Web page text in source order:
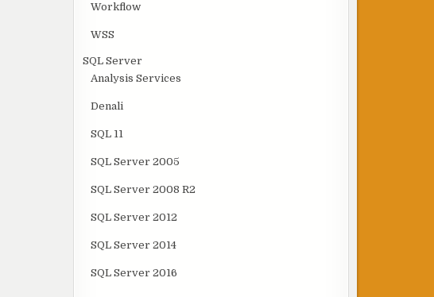
Workflow
WSS
SQL Server
Analysis Services
Denali
SQL 11
SQL Server 2005
SQL Server 2008 R2
SQL Server 2012
SQL Server 2014
SQL Server 2016